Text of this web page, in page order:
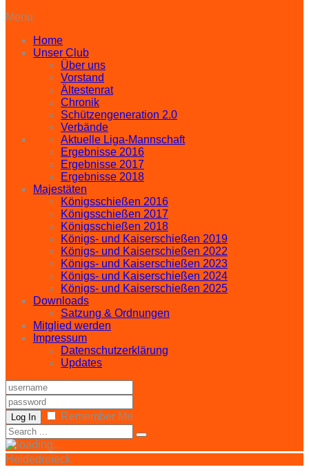
Menu
Home
Unser Club
Über uns
Vorstand
Ältestenrat
Chronik
Schützengeneration 2.0
Verbände
Aktuelle Liga-Mannschaft
Ergebnisse 2016
Ergebnisse 2017
Ergebnisse 2018
Majestäten
Königsschießen 2016
Königsschießen 2017
Königsschießen 2018
Königs- und Kaiserschießen 2019
Königs- und Kaiserschießen 2022
Königs- und Kaiserschießen 2023
Königs- und Kaiserschießen 2024
Königs- und Kaiserschießen 2025
Downloads
Satzung & Ordnungen
Mitglied werden
Impressum
Datenschutzerklärung
Updates
Log In Remember Me
Heidedreieck